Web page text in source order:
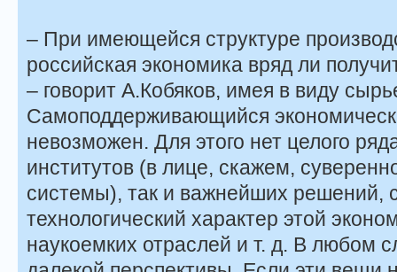
– При имеющейся структуре
российская экономика вряд ли
– говорит А.Кобяков, имея в виду
Самоподдерживающийся
невозможен. Для этого нет целого
институтов (в лице, скажем,
системы), так и важнейших решений,
технологический характер этой
наукоемких отраслей и т. д. В любом